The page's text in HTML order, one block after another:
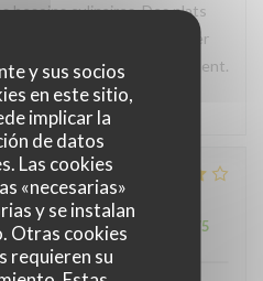
y sus socios
en este sitio,
implicar la
de datos
Las cookies
«necesarias»
y se instalan
Otras cookies
requieren su
besoins culinaires. Des plats
un plaisir de pouvoir partager
dans cet établissement.
À très bientôt.
3
Menú : Calidad / Precio /5